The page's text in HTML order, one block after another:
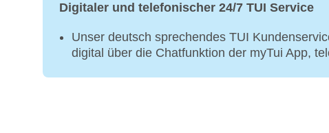
Digitaler und telefonischer 24/7 TUI Service
Unser deutsch sprechendes TUI
digital über die Chatfunktion der myTui App,